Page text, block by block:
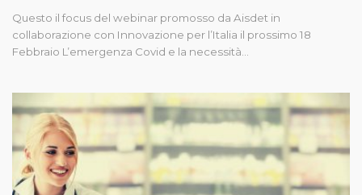
Questo il focus del webinar promosso da Aisdet in
collaborazione con Innovazione per l’Italia il prossimo 18
Febbraio L’emergenza Covid e la necessità…